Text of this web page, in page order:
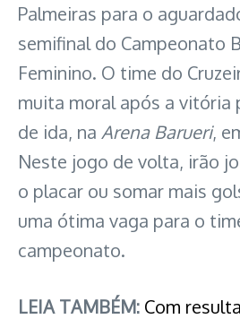
Palmeiras para o
semifinal do Campeonato
Feminino. O time do
muita moral após a vitória
de ida, na Arena Barueri,
Neste jogo de volta, irão
o placar ou somar mais
uma ótima vaga para o
campeonato.
LEIA TAMBÉM: Com